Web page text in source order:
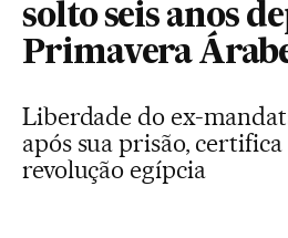
solto seis anos
Primavera
Liberdade do ex-
após sua prisão,
revolução egípcia